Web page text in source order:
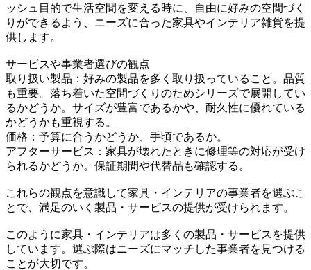
ッシュ目的で生活空間を変える時に、自由に好みの空間づく
りができるよう、ニーズに合った家具やインテリア雑貨を提
供します。
サービスや事業者選びの観点
取り扱い製品：好みの製品を多く取り扱っていること。品質
も重要。落ち着いた空間づくりのためシリーズで展開してい
るかどうか。サイズが豊富であるかや、耐久性に優れている
かどうかも重視する。
価格：予算に合うかどうか、手頃であるか。
アフターサービス：家具が壊れたときに修理等の対応が受け
られるかどうか。保証期間や代替品も確認する。
これらの観点を意識して家具・インテリアの事業者を選ぶこ
とで、満足のいく製品・サービスの提供が受けられます。
このように家具・インテリアは多くの製品・サービスを提供
しています。選ぶ際はニーズにマッチした事業者を見つける
ことが大切です。